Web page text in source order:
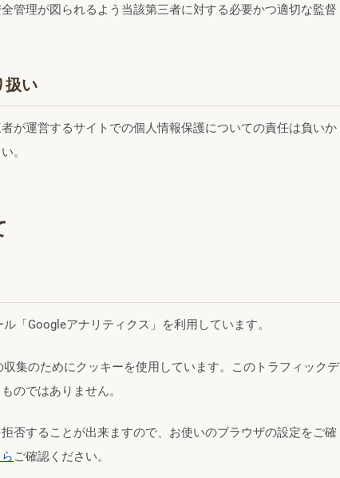
管理が図られるよう当該第三者に対する必要かつ適切な監督
扱い
が運営するサイトでの個人情報保護についての責任は負いか
。
「Googleアナリティクス」を利用しています。
集のためにクッキーを使用しています。このトラフィックデ
のではありません。
否することが出来ますので、お使いのブラウザの設定をご確
ご確認ください。